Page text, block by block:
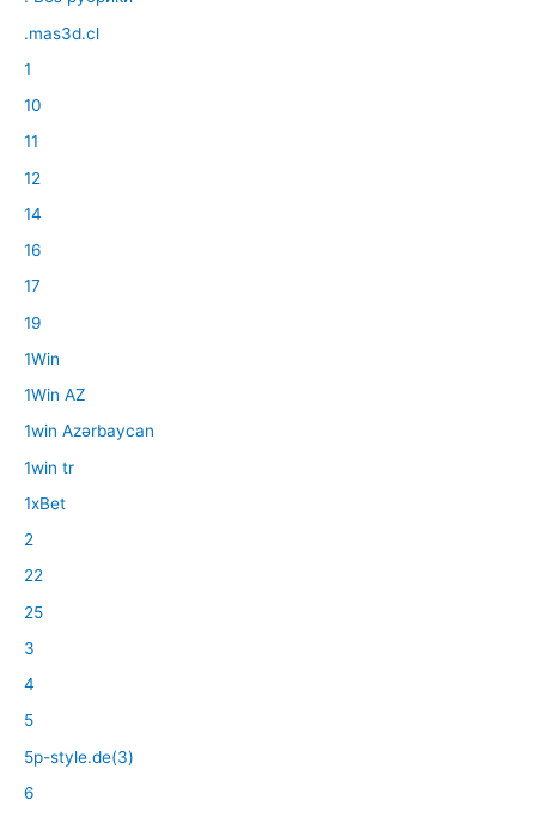
.mas3d.cl
1
10
11
12
14
16
17
19
1Win
1Win AZ
1win Azərbaycan
1win tr
1xBet
2
22
25
3
4
5
5p-style.de(3)
6